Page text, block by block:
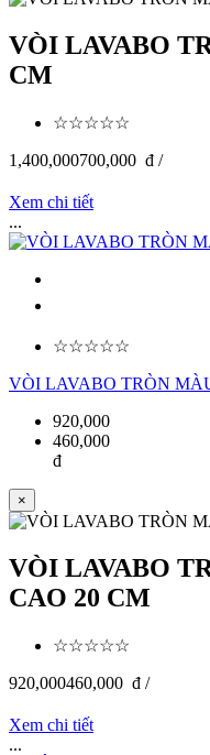
VÒI LAVABO
CM
☆☆☆☆☆
1,400,000700,000 đ /
Xem chi tiết
...
☆☆☆☆☆
VÒI LAVABO TRÒN
920,000
460,000
đ
×
VÒI LAVABO
CAO 20 CM
☆☆☆☆☆
920,000460,000 đ /
Xem chi tiết
...